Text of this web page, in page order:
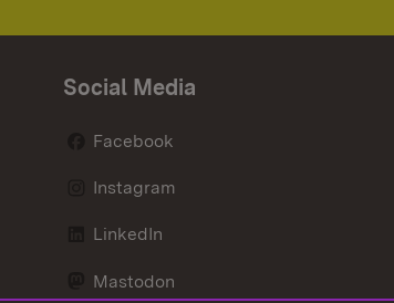
Social Media
Facebook
Instagram
LinkedIn
Mastodon